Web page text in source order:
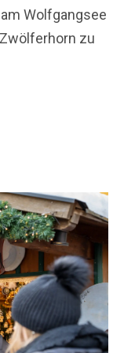
Wolfgangsee
zu